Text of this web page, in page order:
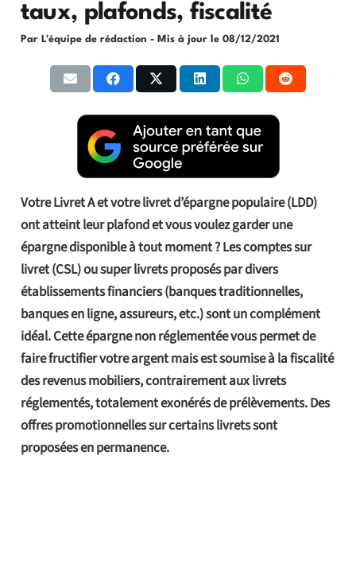
taux, plafonds, fiscalité
Par L'équipe de rédaction - Mis à jour le 08/12/2021
Votre Livret A et votre livret d’épargne populaire (LDD)
ont atteint leur plafond et vous voulez garder une
épargne disponible à tout moment ? Les comptes sur
livret (CSL) ou super livrets proposés par divers
établissements financiers (banques traditionnelles,
banques en ligne, assureurs, etc.) sont un complément
idéal. Cette épargne non réglementée vous permet de
faire fructifier votre argent mais est soumise à la fiscalité
des revenus mobiliers, contrairement aux livrets
réglementés, totalement exonérés de prélèvements. Des
offres promotionnelles sur certains livrets sont
proposées en permanence.